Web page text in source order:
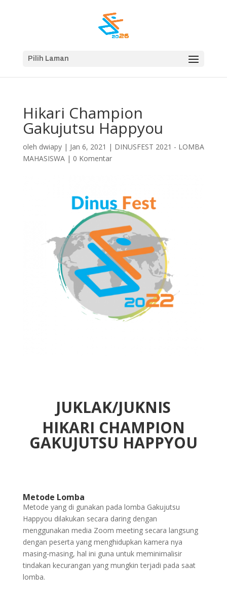
Pilih Laman
Hikari Champion
Gakujutsu Happyou
oleh dwiapy| Jan 6, 2021 | DINUSFEST 2021 - LOMBA
MAHASISWA| 0 Komentar
JUKLAK/JUKNIS
HIKARI CHAMPION
GAKUJUTSU HAPPYOU
Metode Lomba
Metode yang di gunakan pada lomba Gakujutsu
Happyou dilakukan secara daring dengan
menggunakan media Zoom meeting secara langsung
dengan peserta yang menghidupkan kamera nya
masing-masing, hal ini guna untuk meminimalisir
tindakan kecurangan yang mungkin terjadi pada saat
lomba.